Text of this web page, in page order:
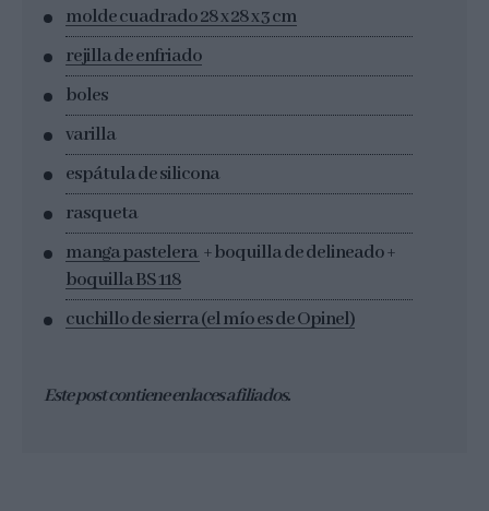
molde cuadrado 28 x 28 x 3 cm
rejilla de enfriado
boles
varilla
espátula de silicona
rasqueta
manga pastelera + boquilla de delineado +
boquilla BS 118
cuchillo de sierra (el mío es de Opinel)
Este post contiene enlaces afiliados.